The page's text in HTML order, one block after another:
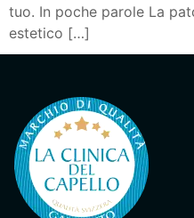
tuo. In poche parole La
estetico […]